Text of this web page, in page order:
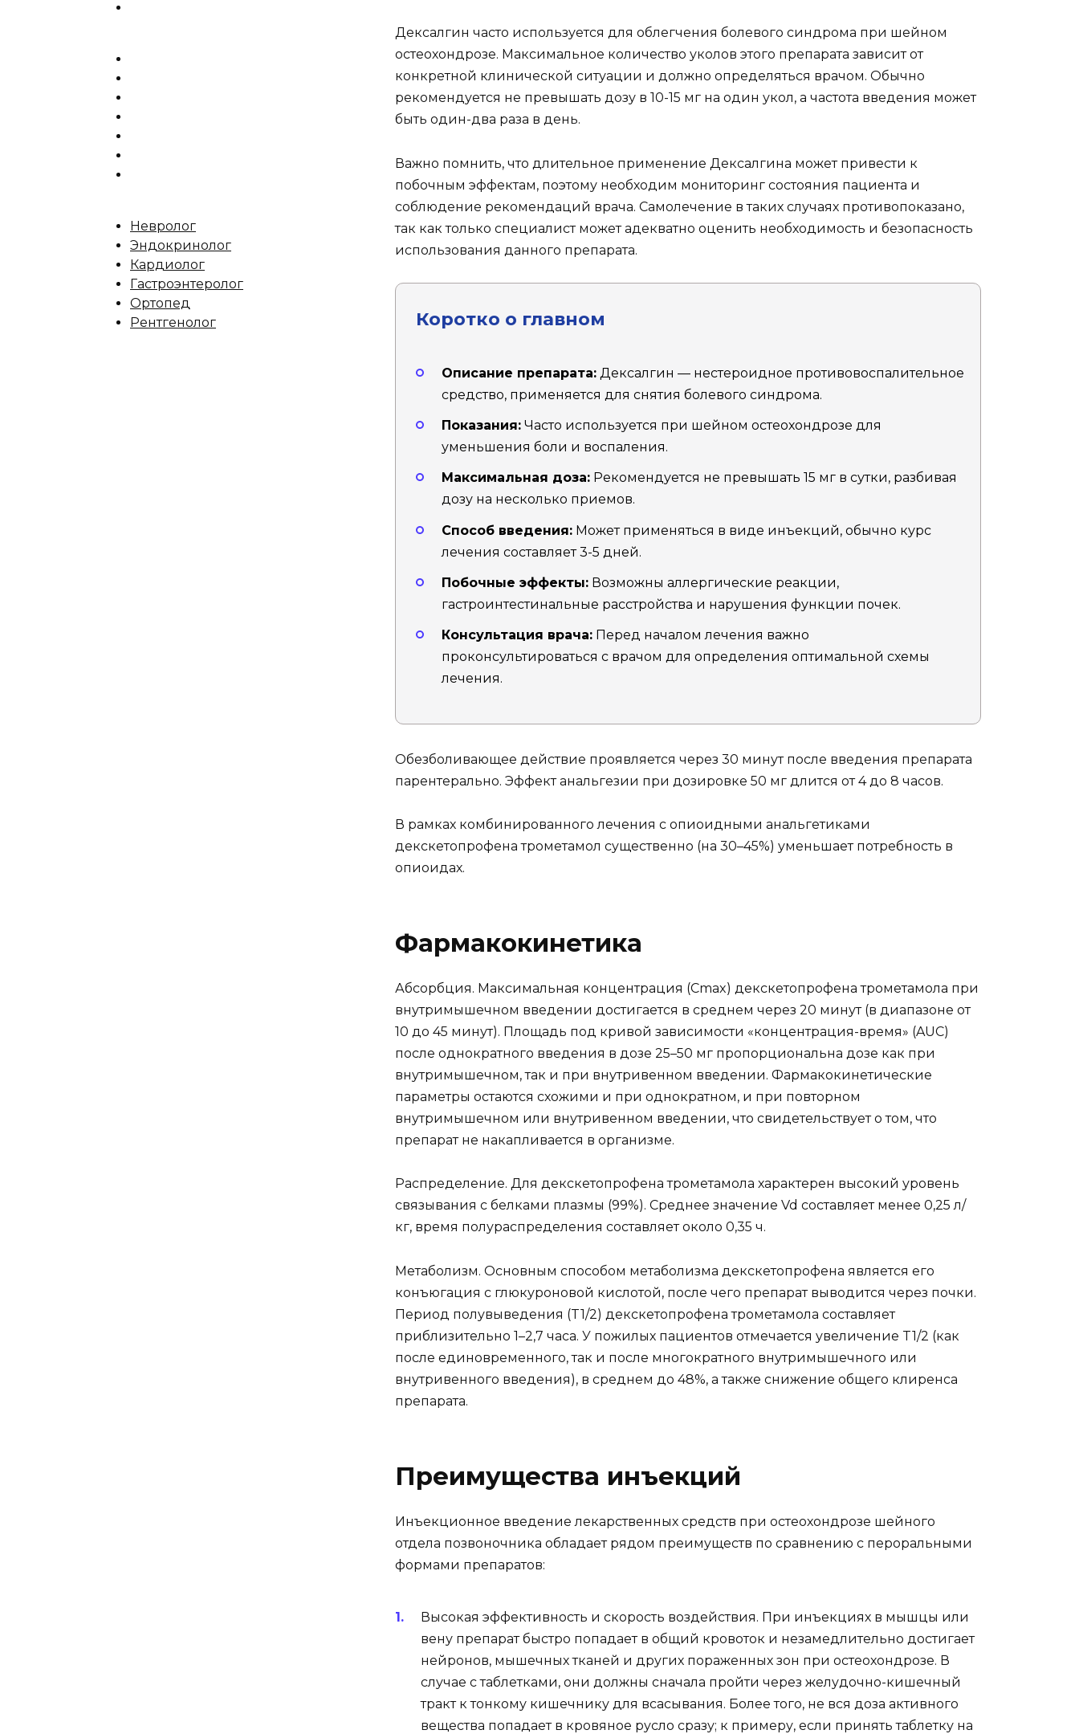
Дексалгин часто используется для облегчения болевого синдрома при шейном
остеохондрозе. Максимальное количество уколов этого препарата зависит от
конкретной клинической ситуации и должно определяться врачом. Обычно
рекомендуется не превышать дозу в 10-15 мг на один укол, а частота введения может
быть один-два раза в день.
Важно помнить, что длительное применение Дексалгина может привести к
побочным эффектам, поэтому необходим мониторинг состояния пациента и
соблюдение рекомендаций врача. Самолечение в таких случаях противопоказано,
так как только специалист может адекватно оценить необходимость и безопасность
использования данного препарата.
Коротко о главном
Описание препарата: Дексалгин — нестероидное противовоспалительное
средство, применяется для снятия болевого синдрома.
Показания: Часто используется при шейном остеохондрозе для
уменьшения боли и воспаления.
Максимальная доза: Рекомендуется не превышать 15 мг в сутки, разбивая
дозу на несколько приемов.
Способ введения: Может применяться в виде инъекций, обычно курс
лечения составляет 3-5 дней.
Побочные эффекты: Возможны аллергические реакции,
гастроинтестинальные расстройства и нарушения функции почек.
Консультация врача: Перед началом лечения важно
проконсультироваться с врачом для определения оптимальной схемы
лечения.
Обезболивающее действие проявляется через 30 минут после введения препарата
парентерально. Эффект анальгезии при дозировке 50 мг длится от 4 до 8 часов.
В рамках комбинированного лечения с опиоидными анальгетиками
декскетопрофена трометамол существенно (на 30–45%) уменьшает потребность в
опиоидах.
Фармакокинетика
Абсорбция. Максимальная концентрация (Cmax) декскетопрофена трометамола при
внутримышечном введении достигается в среднем через 20 минут (в диапазоне от
10 до 45 минут). Площадь под кривой зависимости «концентрация-время» (AUC)
после однократного введения в дозе 25–50 мг пропорциональна дозе как при
внутримышечном, так и при внутривенном введении. Фармакокинетические
параметры остаются схожими и при однократном, и при повторном
внутримышечном или внутривенном введении, что свидетельствует о том, что
препарат не накапливается в организме.
Распределение. Для декскетопрофена трометамола характерен высокий уровень
связывания с белками плазмы (99%). Среднее значение Vd составляет менее 0,25 л/
кг, время полураспределения составляет около 0,35 ч.
Метаболизм. Основным способом метаболизма декскетопрофена является его
конъюгация с глюкуроновой кислотой, после чего препарат выводится через почки.
Период полувыведения (T1/2) декскетопрофена трометамола составляет
приблизительно 1–2,7 часа. У пожилых пациентов отмечается увеличение T1/2 (как
после единовременного, так и после многократного внутримышечного или
внутривенного введения), в среднем до 48%, а также снижение общего клиренса
препарата.
Преимущества инъекций
Инъекционное введение лекарственных средств при остеохондрозе шейного
отдела позвоночника обладает рядом преимуществ по сравнению с пероральными
формами препаратов:
Высокая эффективность и скорость воздействия. При инъекциях в мышцы или
вену препарат быстро попадает в общий кровоток и незамедлительно достигает
нейронов, мышечных тканей и других пораженных зон при остеохондрозе. В
случае с таблетками, они должны сначала пройти через желудочно-кишечный
тракт к тонкому кишечнику для всасывания. Более того, не вся доза активного
вещества попадает в кровяное русло сразу; к примеру, если принять таблетку на
Невролог
Эндокринолог
Кардиолог
Гастроэнтеролог
Ортопед
Рентгенолог